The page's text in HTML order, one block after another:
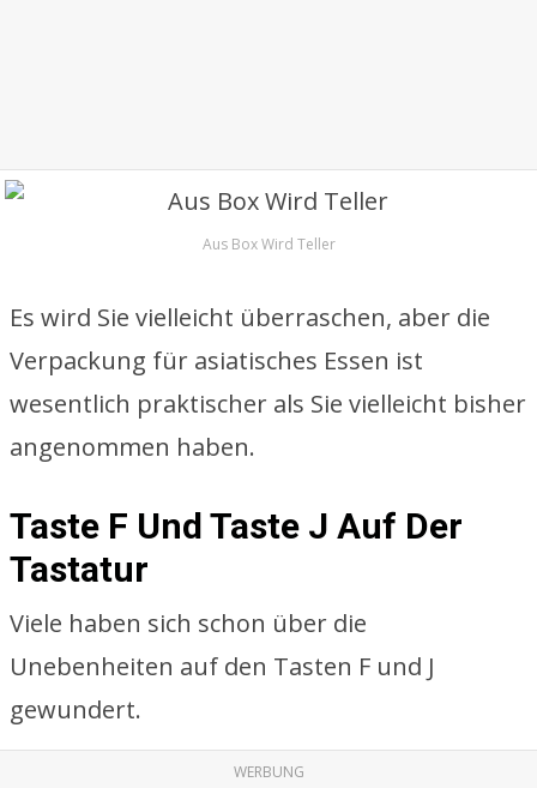
Aus Box Wird Teller
Es wird Sie vielleicht überraschen, aber die
Verpackung für asiatisches Essen ist
wesentlich praktischer als Sie vielleicht bisher
angenommen haben.
Taste F Und Taste J Auf Der
Tastatur
Viele haben sich schon über die
Unebenheiten auf den Tasten F und J
gewundert.
WERBUNG